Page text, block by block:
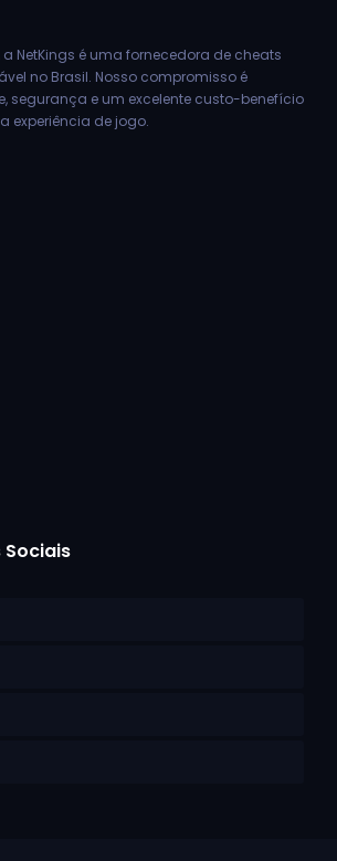
a NetKings é uma fornecedora de cheats
no Brasil. Nosso compromisso é
segurança e um excelente custo-benefício
experiência de jogo.
Sociais